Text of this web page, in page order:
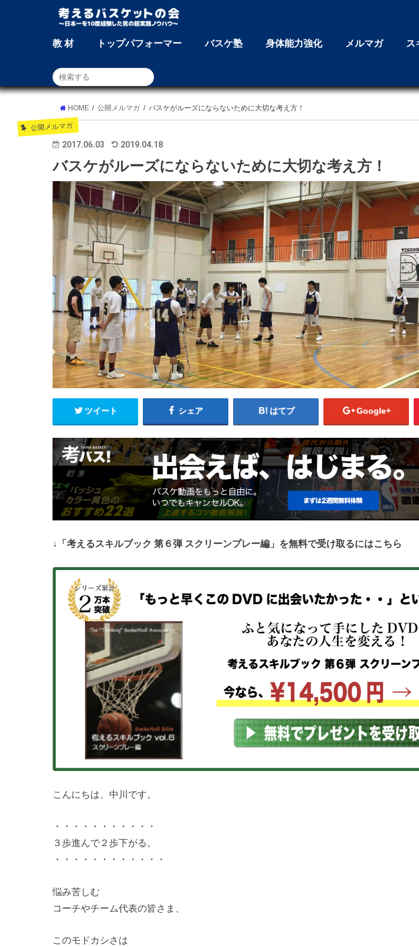
教 材 トップパフォーマー バスケ塾 身体能力強化 メルマガ ス
HOME 公開メルマガ バスケがルーズにならないために大切な考え方！
公開メルマガ
2017.06.03 2019.04.18
バスケがルーズにならないために大切な考え方！
ツイート シェア はてブ Google+
↓「考えるスキルブック 第６弾 スクリーンプレー編」を無料で受け取るにはこちら
こんにちは、中川です。
・・・・・・・・・・・
３歩進んで２歩下がる。
・・・・・・・・・・・・
悩み苦しむ
コーチやチーム代表の皆さま、
このモドカシさは